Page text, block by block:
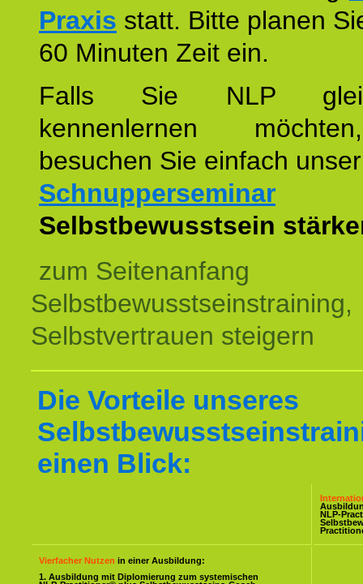
Praxis statt. Bitte planen
60 Minuten Zeit ein.
Falls Sie NLP
kennenlernen
besuchen Sie einfach unser
Schnupperseminar
Selbstbewusstsein
zum Seitenanfang
Selbstbewusstseinstraining,
Selbstvertrauen steigern
Die Vorteile unseres
einen Blick:
NLP-
Vierfacher Nutzen in einer Ausbildung:
1. Ausbildung mit Diplomierung zum systemischen